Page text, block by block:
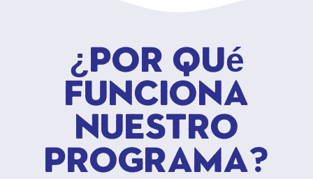
¿Por qué
funciona
nuestro
programa?